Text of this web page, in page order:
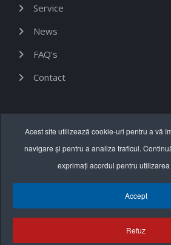
Service
News
FAQ's
Contact
Politica de confidențialitate
Acest site utilizează cookie-uri pentru a vă
navigare și pentru a analiza traficul.
exprimați acordul pentru
Accept
Refuz